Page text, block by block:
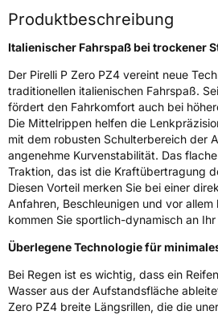
EisgripNein
EPREL ID595838
Allgemeine Produktsicherheit
Herstellerkontakt PIRELLI TYRE SPA,
Pirelli 25 20126
www.pirelli.com,
Produktbeschreibung
Italienischer Fahrspaß bei trockener
Der Pirelli P Zero PZ4 vereint neue
traditionellen italienischen Fahrspaß.
fördert den Fahrkomfort auch bei
Die Mittelrippen helfen die
mit dem robusten Schulterbereich der
angenehme Kurvenstabilität. Das
Traktion, das ist die Kraftübertragung
Diesen Vorteil merken Sie bei einer
Anfahren, Beschleunigen und vor allem
kommen Sie sportlich-dynamisch an Ihr
Überlegene Technologie für
Bei Regen ist es wichtig, dass ein
Wasser aus der Aufstandsfläche
Zero PZ4 breite Längsrillen, die die